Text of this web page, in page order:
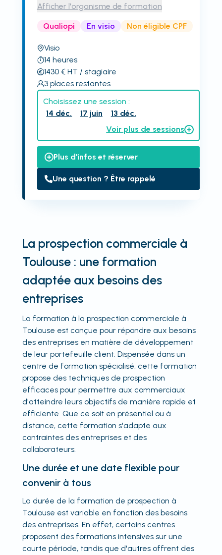
Afficher l'organisme de formation
Qualiopi En visio Non éligible CPF
Visio
14 heures
1430€ HT / stagiaire
3 places restantes
Choisissez une session :
14 déc.
17 juin
13 déc.
Voir plus de sessions
Plus d'infos et réserver
Une question ? Être rappelé
La prospection commerciale à
Toulouse : une formation
adaptée aux besoins des
entreprises
La formation à la prospection commerciale à
Toulouse est conçue pour répondre aux besoins
des entreprises en matière de développement
de leur portefeuille client. Dispensée dans un
centre de formation spécialisé, cette formation
propose des techniques de prospection
efficaces pour permettre aux commerciaux
d'atteindre leurs objectifs de manière rapide et
efficiente. Que ce soit en présentiel ou à
distance, cette formation s'adapte aux
contraintes des entreprises et des
collaborateurs.
Une durée et une date flexible pour
convenir à tous
La durée de la formation de prospection à
Toulouse est variable en fonction des besoins
des entreprises. En effet, certains centres
proposent des formations intensives sur une
courte période, tandis que d'autres offrent des